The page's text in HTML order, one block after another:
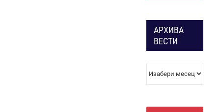
АРХИВА
ВЕСТИ
ВЕСТИ